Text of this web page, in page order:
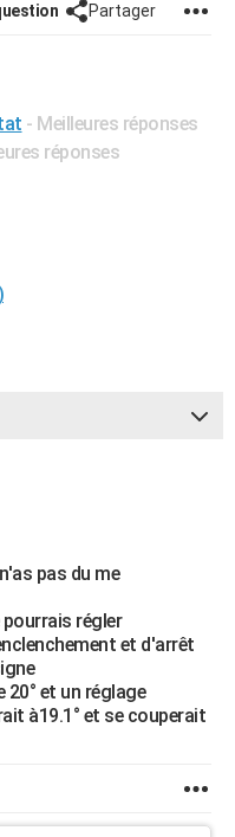
Partager
- Meilleures réponses
réponses
pas du me
régler
et d'arrêt
20° et un réglage
à19.1° et se couperait